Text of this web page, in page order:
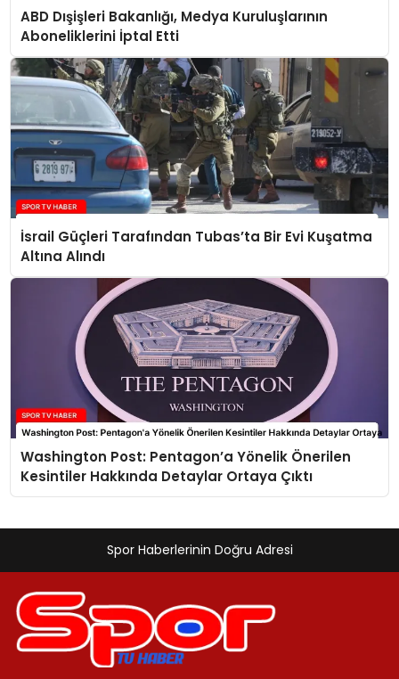
ABD Dışişleri Bakanlığı, Medya Kuruluşlarının
Aboneliklerini İptal Etti
İsrail Güçleri Tarafından Tubas’ta Bir Evi Kuşatma
Altına Alındı
Washington Post: Pentagon’a Yönelik Önerilen
Kesintiler Hakkında Detaylar Ortaya Çıktı
Spor Haberlerinin Doğru Adresi